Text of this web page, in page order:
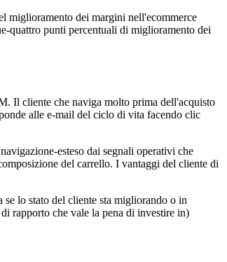
miglioramento dei margini nell'ecommerce
quattro punti percentuali di miglioramento dei
Il cliente che naviga molto prima dell'acquisto
alle e-mail del ciclo di vita facendo clic
esteso dai segnali operativi che
del carrello. I vantaggi del cliente di
lo stato del cliente sta migliorando o in
rapporto che vale la pena di investire in)